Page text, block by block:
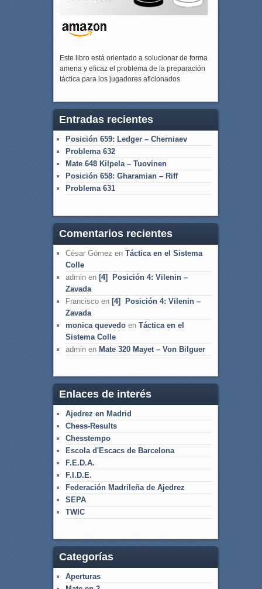
Este libro está orientado a solucionar de forma
amena y eficaz el problema de la preparación
táctica para los jugadores aficionados
Entradas recientes
Posición 659: Ledger – Cherniaev
Problema 632
Mate 648 Kilpela – Tuovinen
Posición 658: Gharamian – Riff
Problema 631
Comentarios recientes
César Gómez en Táctica en el Sistema
Colle
adminen [4] Posición 4: Vilenin –
Zavada
Franciscoen [4] Posición 4: Vilenin –
Zavada
monica quevedoen Táctica en el
Sistema Colle
adminen Mate 320 Mayet – Von Bilguer
Enlaces de interés
Ajedrez en Madrid
Chess-Results
Chesstempo
Escola d'Escacs de Barcelona
F.E.D.A.
F.I.D.E.
Federación Madrileña de Ajedrez
SEPA
TWIC
Categorías
Aperturas